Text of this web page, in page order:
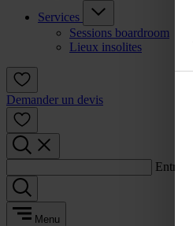
Services
Sessions boardroom
Lieux insolites
Demander un devis
Entrez
Menu